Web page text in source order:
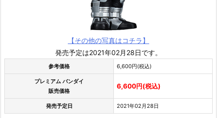
【その他の写真はコチラ】
発売予定は2021年02月28日です。
参考価格 6,600円(税込)
プレミアム バンダイ
販売価格
6,600円(税込)
発売予定日 2021年02月28日